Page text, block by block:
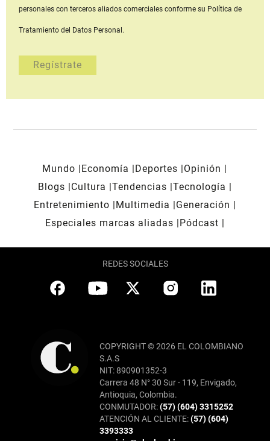
personales con terceros aliados comerciales conforme su Política de
Tratamiento del Datos Personal.
Mundo Economía Deportes
Opinión
Blogs
Cultura Tendencias Tecnología
Entretenimiento
Multimedia
Generación
Especiales marcas aliadas
Pódcast
REDES SOCIALES
COPYRIGHT © 2026 EL COLOMBIANO
S.A.S
NIT: 890901352-3
Carrera 48 N° 30 Sur - 119, Envigado,
Antioquia, Colombia.
CONMUTADOR:(57) (604) 3315252
ATENCIÓN AL CLIENTE:(57) (604)
3393333